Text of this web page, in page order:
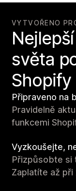
VYTVOŘENO
světa
Shopify
Připraveno na
Pravidelně
funkcemi
Vyzkoušejte,
Přizpůsobte si
Zaplatíte až při